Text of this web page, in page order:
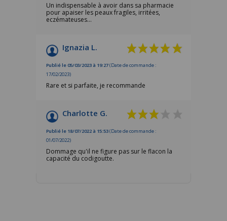
Un indispensable à avoir dans sa pharmacie
pour apaiser les peaux fragiles, irritées,
eczémateuses...
Ignazia L.
Publié le 05/03/2023 à 19:27(Date de commande :
17/02/2023)
Rare et si parfaite, je recommande
Charlotte G.
Publié le 18/07/2022 à 15:53(Date de commande :
01/07/2022)
Dommage qu'il ne figure pas sur le flacon la
capacité du codigoutte.